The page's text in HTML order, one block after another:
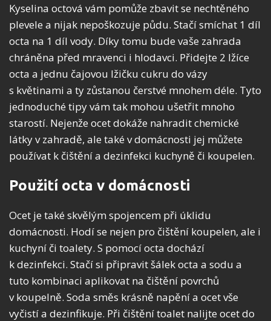
Kyselina octová vám pomůže zbavit se nechtěného
plevele a nijak nepoškozuje půdu. Stačí smíchat 1 díl
octa na 1 díl vody. Díky tomu bude vaše zahrada
chráněna před mravenci i hlodavci. Přidejte 2 lžíce
octa a jednu čajovou lžičku cukru do vázy
s květinami a ty zůstanou čerstvé mnohem déle. Tyto
jednoduché tipy vám tak mohou ušetřit mnoho
starostí. Nejenže ocet dokáže nahradit chemické
látky v zahradě, ale také v domácnosti jej můžete
používat k čištění a dezinfekci kuchyně či koupelen.
Použití octa v domácnosti
Ocet je také skvělým spojencem při úklidu
domácnosti. Hodí se nejen pro čištění koupelen, ale i
kuchyní či toalety. S pomocí octa dochází
k dezinfekci. Stačí si připravit šálek octa a sodu a
tuto kombinaci aplikovat na čištění povrchů
v koupelně. Soda směs krásně napění a ocet vše
vyčistí a dezinfikuje. Při čištění toalet nalijte ocet do